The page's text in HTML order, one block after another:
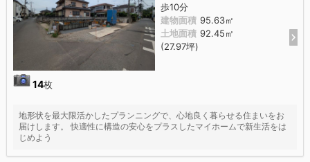
14枚
歩10分
建物面積 95.63㎡
土地面積 92.45㎡
(27.97坪)
地形状を最大限活かしたプランニングで、心地良く暮らせる住まいをお
届けします。 快適性に構造の安心をプラスしたマイホームで新生活をは
じめよう